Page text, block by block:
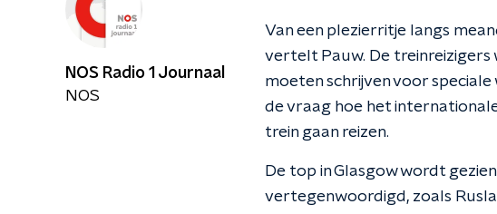
Van een plezierritje langs
vertelt Pauw. De treinreizigers
moeten schrijven voor
de vraag hoe het
trein gaan reizen.
De top in Glasgow wordt
vertegenwoordigd, zoals
NOS Radio 1 Journaal
NOS